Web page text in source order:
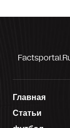
Главная
Статьи